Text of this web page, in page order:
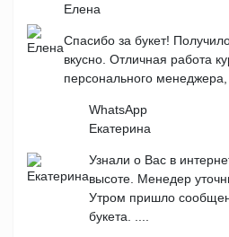
Елена
Спасибо за букет!
вкусно. Отличная работа
персонального менеджера,
WhatsApp
Екатерина
Узнали о Вас в
высоте. Менедер
Утром пришло
букета. ....